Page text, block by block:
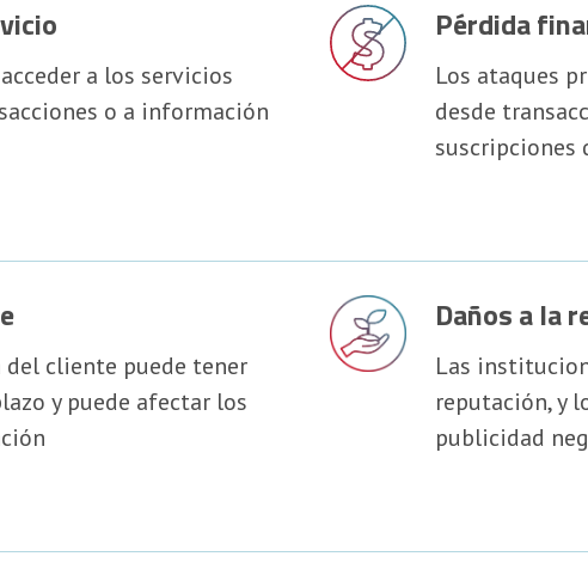
a los servicios
o a información
Pérdida
Los ataques
desde
suscripciones
del cliente puede tener
y puede afectar los
Daños a la
Las
reputación, y
publicidad